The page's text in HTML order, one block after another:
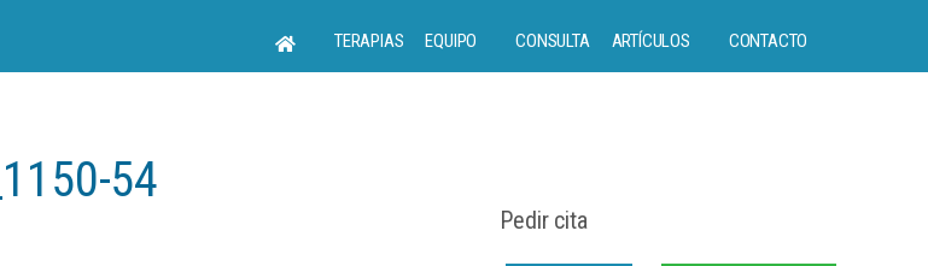
TERAPIAS EQUIPO CONSULTA ARTÍCULOS CONTACTO
54
Pedir cita